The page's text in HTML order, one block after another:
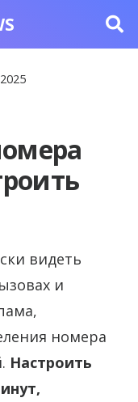
видеть
и
номера
Настроить